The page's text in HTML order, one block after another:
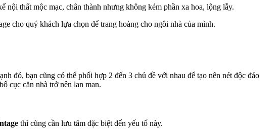
nội thất mộc mạc, chân thành nhưng không kém phần xa hoa, lộng lẫy.
cho quý khách lựa chọn để trang hoàng cho ngôi nhà của mình.
đó, bạn cũng có thể phối hợp 2 đến 3 chủ đề với nhau để tạo nên nét độc đáo
cục căn nhà trở nên lan man.
thì cũng cần lưu tâm đặc biệt đến yếu tố này.